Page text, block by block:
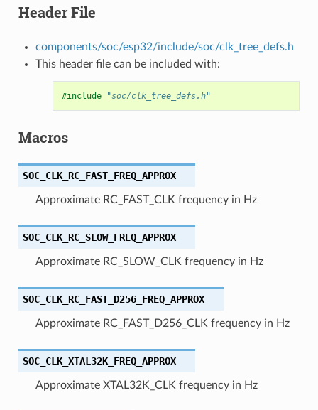
Header File
components/soc/esp32/include/soc/clk_tree_defs.h
This header file can be included with:
#include "soc/clk_tree_defs.h"
Macros
SOC_CLK_RC_FAST_FREQ_APPROX
Approximate RC_FAST_CLK frequency in Hz
SOC_CLK_RC_SLOW_FREQ_APPROX
Approximate RC_SLOW_CLK frequency in Hz
SOC_CLK_RC_FAST_D256_FREQ_APPROX
Approximate RC_FAST_D256_CLK frequency in Hz
SOC_CLK_XTAL32K_FREQ_APPROX
Approximate XTAL32K_CLK frequency in Hz